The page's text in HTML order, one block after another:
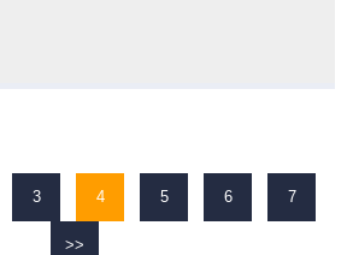
3 4 5 6 7
>>